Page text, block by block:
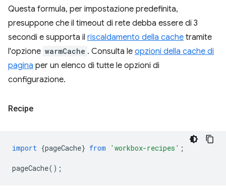
Questa formula, per impostazione predefinita,
presuppone che il timeout di rete debba essere di 3
secondi e supporta il riscaldamento della cache tramite
l'opzione warmCache . Consulta le opzioni della cache di
pagina per un elenco di tutte le opzioni di
configurazione.
Recipe
import {pageCache} from 'workbox-recipes' ;
pageCache();